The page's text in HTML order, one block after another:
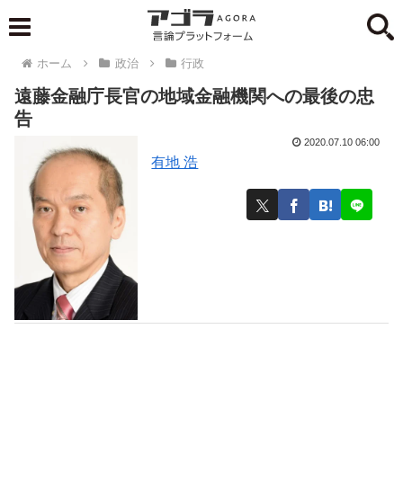
ホーム 政治 行政
遠藤金融庁長官の地域金融機関への最後の忠
告
有地 浩
2020.07.10 06:00